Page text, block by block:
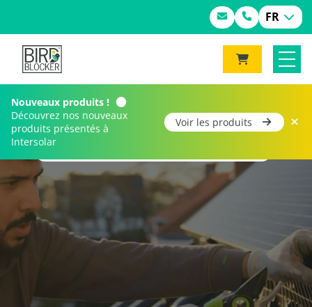
FR
Nouveaux produits !
Découvrez nos nouveaux
produits présentés à
Intersolar
Voir les produits